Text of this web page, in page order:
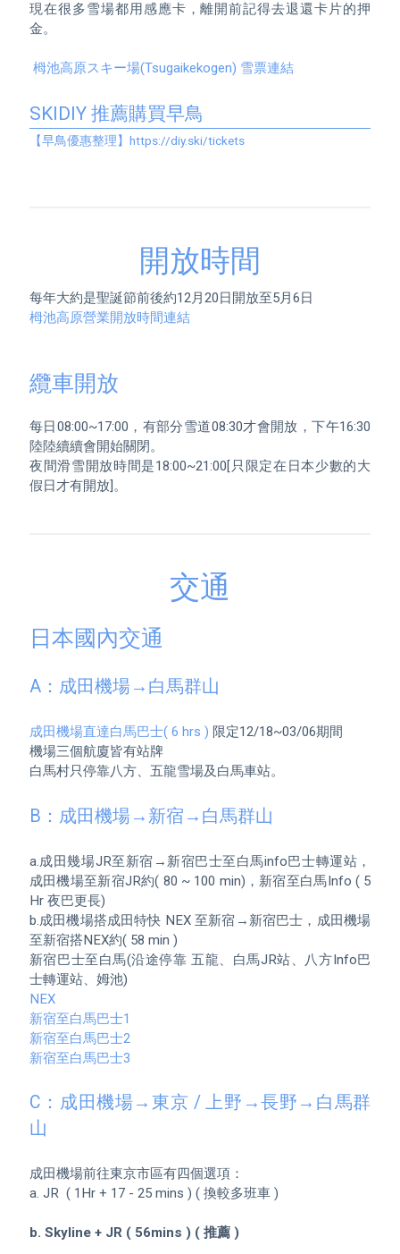
現在很多雪場都用感應卡，離開前記得去退還卡片的押
金。
栂池高原スキー場(Tsugaikekogen) 雪票連結
SKIDIY 推薦購買早鳥
【早鳥優惠整理】https://diy.ski/tickets
開放時間
栂池高原營業開放時間連結
纜車開放
每日08:00~17:00，有部分雪道08:30才會開放，下午16:30
陸陸續續會開始關閉。
夜間滑雪開放時間是18:00~21:00[只限定在日本少數的大
假日才有開放]。
交通
日本國內交通
A：成田機場→白馬群山
成田機場直達白馬巴士( 6 hrs ) 限定12/18~03/06期間
機場三個航廈皆有站牌
白馬村只停靠八方、五龍雪場及白馬車站。
B：成田機場→新宿→白馬群山
a.成田幾場JR至新宿→新宿巴士至白馬info巴士轉運站，
成田機場至新宿JR約( 80 ~ 100 min)，新宿至白馬Info ( 5
Hr 夜巴更長)
b.成田機場搭成田特快 NEX 至新宿→新宿巴士，成田機場
至新宿搭NEX約( 58 min )
新宿巴士至白馬(沿途停靠 五龍、白馬JR站、八方Info巴
NEX
新宿至白馬巴士1
新宿至白馬巴士2
新宿至白馬巴士3
C：成田機場→東京 / 上野→長野→白馬群
山
成田機場前往東京市區有四個選項：
a. JR  ( 1Hr + 17 - 25 mins ) ( 換較多班車 )
b. Skyline + JR ( 56mins ) ( 推薦 )